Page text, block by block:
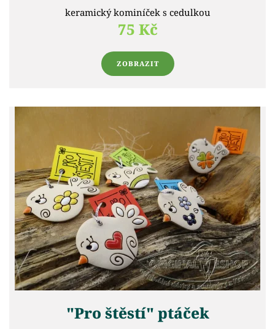
keramický kominíček s cedulkou
75 Kč
ZOBRAZIT
"Pro štěstí" ptáček